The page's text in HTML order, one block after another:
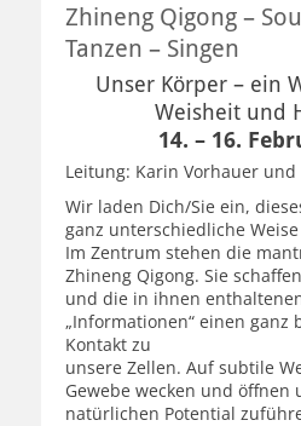
Zhineng Qigong –
Tanzen – Singen
Unser Körper – ein
Weisheit und
14. – 16.
Leitung: Karin Vorhauer
Wir laden Dich/Sie ein,
ganz unterschiedliche
Im Zentrum stehen die
Zhineng Qigong. Sie
und die in ihnen
„Informationen“ einen ganz
Kontakt zu
unsere Zellen. Auf subtile
Gewebe wecken und öffnen
natürlichen Potential